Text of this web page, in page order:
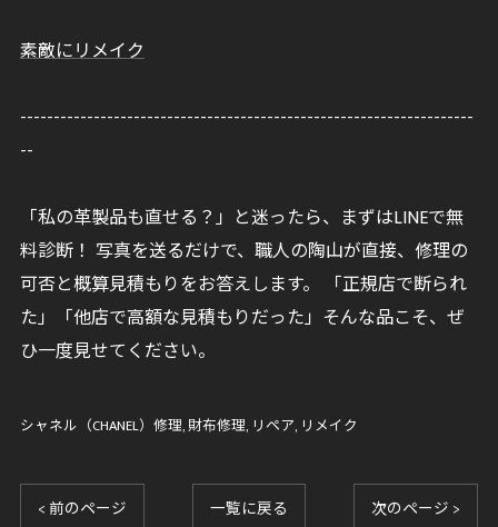
素敵にリメイク
--------------------------------------------------------------------
--
「私の革製品も直せる？」と迷ったら、まずはLINEで無
料診断！ 写真を送るだけで、職人の陶山が直接、修理の
可否と概算見積もりをお答えします。 「正規店で断られ
た」「他店で高額な見積もりだった」そんな品こそ、ぜ
ひ一度見せてください。
シャネル（CHANEL）修理 財布修理 リペア リメイク
< 前のページ 一覧に戻る 次のページ >